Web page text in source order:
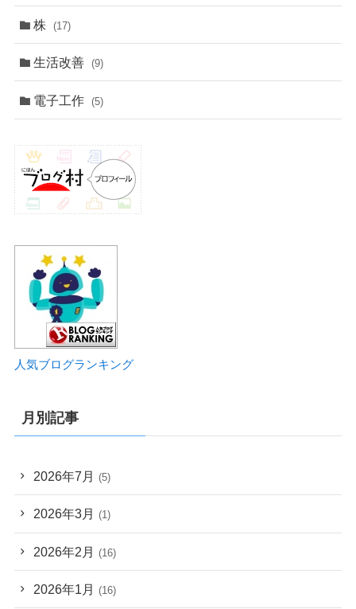
株 (17)
生活改善 (9)
電子工作 (5)
人気ブログランキング
月別記事
2026年7月 (5)
2026年3月 (1)
2026年2月 (16)
2026年1月 (16)